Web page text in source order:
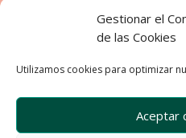
Gestionar el
de las Cookies
Utilizamos cookies para optimizar
Aceptar
Llibres en català (117)
Manualidades (53)
Primeros lectores
(101)